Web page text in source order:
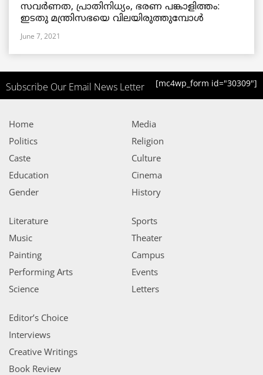
സവർണത, പ്രാതിനിധ്യം, ഭരണ പങ്കാളിത്തം:
ഇടതു മന്ത്രിസഭയെ വിലയിരുത്തുമ്പോൾ
June 7, 2021
Subscribe Our Email News Letter [mc4wp_form id="30309"]
Home
Politics
Caste
Education
Gender
Media
Religion
Culture
Cinema
History
Literature
Music
Painting
Performing Arts
Science
Sports
Theater
Campus
Events
Letters
Editor’s Choice
Interviews
Creative Writings
Book Review